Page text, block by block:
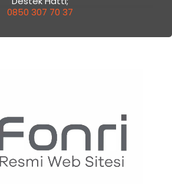
0850 307 70 37